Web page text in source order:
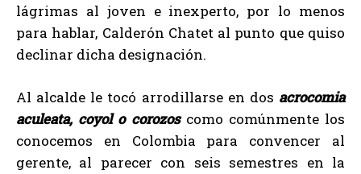
lágrimas al joven e inexperto, por lo menos
para hablar, Calderón Chatet al punto que quiso
declinar dicha designación.
Al alcalde le tocó arrodillarse en dos acrocomia
aculeata, coyol o corozoscomo comúnmente los
conocemos en Colombia para convencer al
gerente, al parecer con seis semestres en la